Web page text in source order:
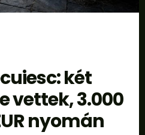
két
vettek, 3.000
nyomán